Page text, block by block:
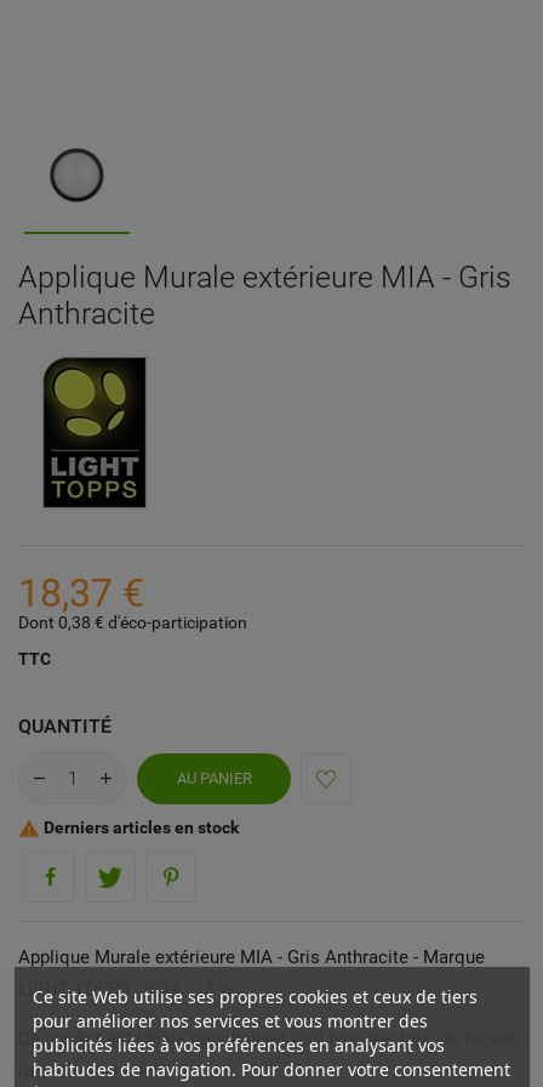
Applique Murale extérieure MIA - Gris
Anthracite
18,37 €
Dont 0,38 € d'éco-participation
TTC
QUANTITÉ
AU PANIER
 Derniers articles en stock
Applique Murale extérieure MIA - Gris Anthracite - Marque
LIGHT TOPPS - IP44 - 13 W
Ce produit est idéale pour baliser tout type d'entrée, de façade
de maison ou autre.
Ce site Web utilise ses propres cookies et ceux de tiers
pour améliorer nos services et vous montrer des
publicités liées à vos préférences en analysant vos
habitudes de navigation. Pour donner votre consentement